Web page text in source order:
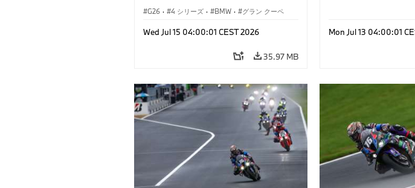
G26 · 4 シリーズ · BMW · グラン クーペ
Wed Jul 15 04:00:01 CEST 2026
35.97 MB
Mon Jul 13 04:00:01